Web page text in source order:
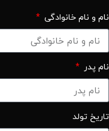
نام و نام خانوادگی
نام پدر
تاریخ تولد